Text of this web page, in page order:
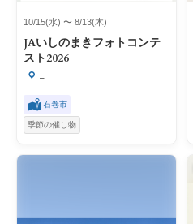
10/15(水) 〜 8/13(木)
JAいしのまきフォトコンテ
スト2026
–
石巻市
季節の催し物